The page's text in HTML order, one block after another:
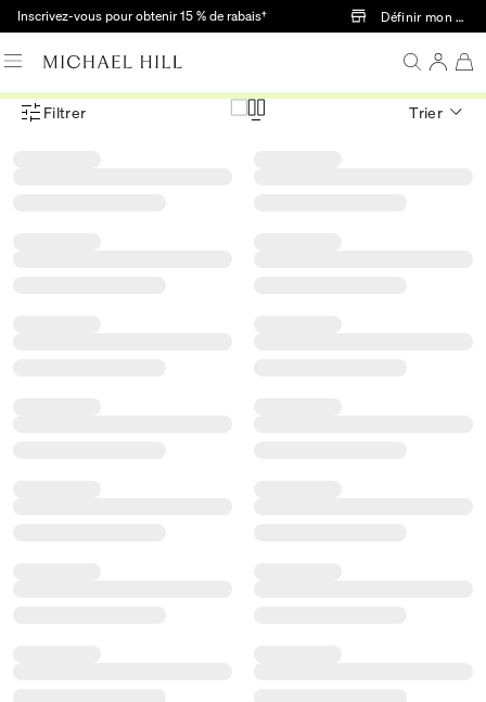
Passer au contenu principal
Inscrivez-vous pour obtenir 15 % de rabais† Définir mon
Menu des filtres d'articles
Filtrer Trier